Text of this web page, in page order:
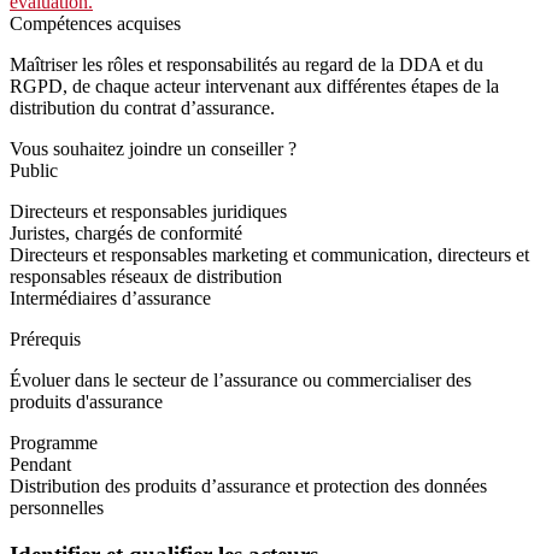
Compétences acquises
Maîtriser les rôles et responsabilités au regard de la DDA et du
RGPD, de chaque acteur intervenant aux différentes étapes de la
distribution du contrat d’assurance.
Vous souhaitez joindre un conseiller ?
Public
Directeurs et responsables juridiques
Juristes, chargés de conformité
Directeurs et responsables marketing et communication, directeurs et
responsables réseaux de distribution
Intermédiaires d’assurance
Prérequis
Évoluer dans le secteur de l’assurance ou commercialiser des
produits d'assurance
Programme
Pendant
Distribution des produits d’assurance et protection des données
personnelles